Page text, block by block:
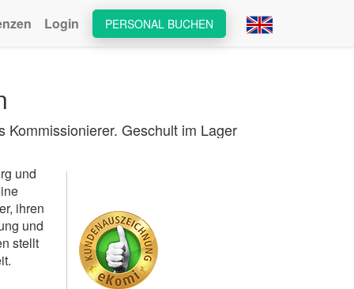
PERSONAL BUCHEN
Login
Geschult im Lager
und
ihren
und
stellt